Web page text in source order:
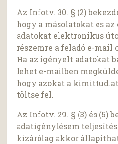
Az Infotv. 30. § (2)
hogy a másolatokat és
adatokat elektronikus
részemre a feladó e-mail
Ha az igényelt adatokat
lehet e-mailben
hogy azokat a
töltse fel.
Az Infotv. 29. § (3) és (5)
adatigénylésem
kizárólag akkor